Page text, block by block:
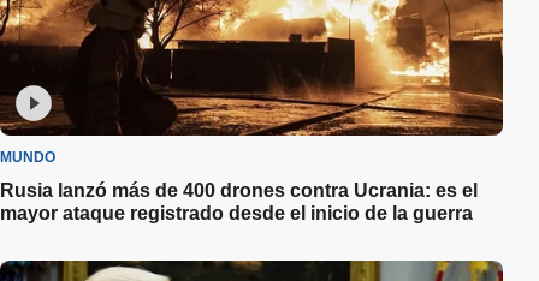
MUNDO
Rusia lanzó más de 400 drones contra Ucrania: es el
mayor ataque registrado desde el inicio de la guerra